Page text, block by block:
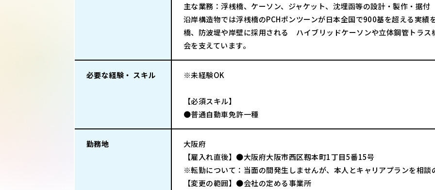
主な業務：浮桟橋、ケーソン、ジャケット、沈埋函等の設計・製作・据付
沿岸構造物では浮桟橋のPCHポンツーンが日本全国で900基を超える実績
橋、防波堤や岸壁に採用される ハイブリッドケーソンや立体鋼管トラス
会を支えています。
必要な経験・ スキル ※未経験OK
【必須スキル】
●普通自動車免許一種
勤務地
大阪府
【雇入れ直後】●大阪府大阪市西区靱本町1丁目5番15号
※転勤について：当面の間発生しませんが、本人とキャリアプランを相
【変更の範囲】●会社の定める事業所